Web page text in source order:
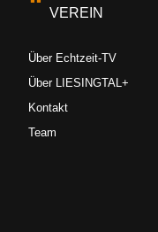
VEREIN
Über Echtzeit-TV
Über LIESINGTAL+
Kontakt
Team